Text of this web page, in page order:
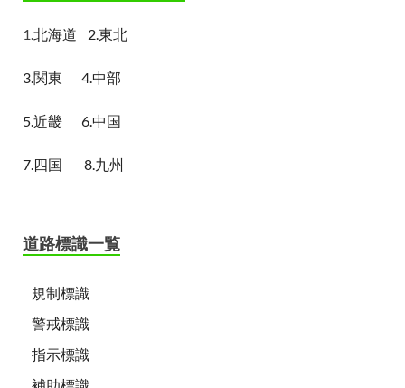
1. 北海道 2.東北
3.関東 4.中部
5.近畿 6.中国
7.四国 8.九州
道路標識一覧
規制標識
警戒標識
指示標識